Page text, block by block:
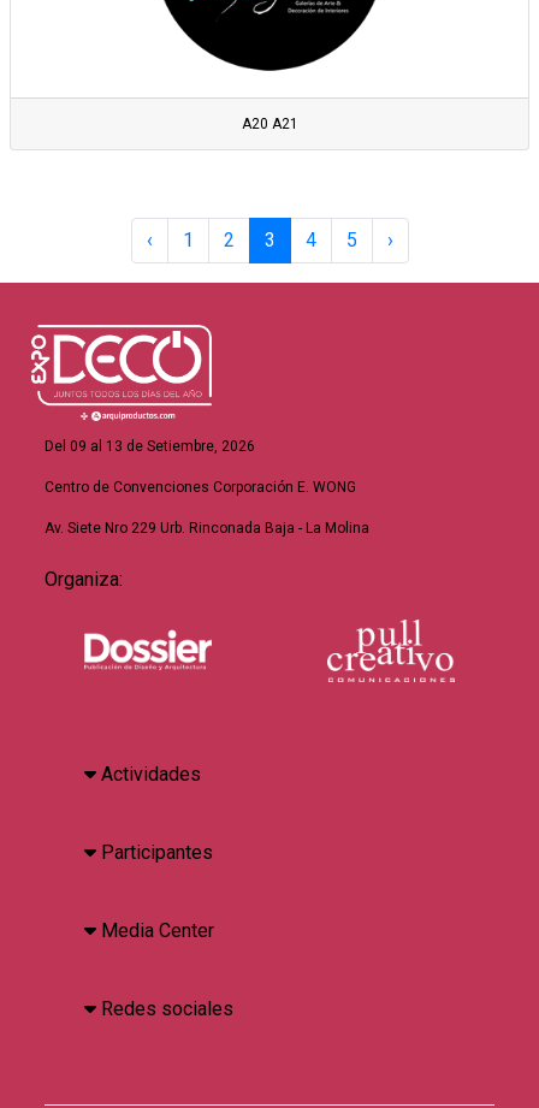
A20 A21
‹ 1 2 3 4 5 ›
Del 09 al 13 de Setiembre, 2026
Centro de Convenciones Corporación E. WONG
Av. Siete Nro 229 Urb. Rinconada Baja - La Molina
Organiza:
Actividades
Participantes
Media Center
Redes sociales